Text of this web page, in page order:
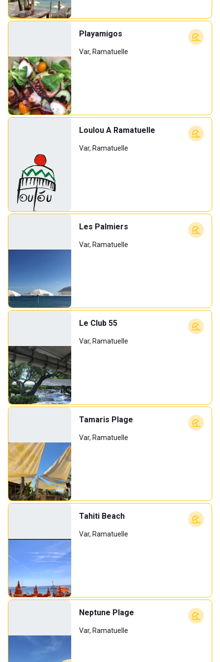
Playamigos
Var, Ramatuelle
Loulou A Ramatuelle
Var, Ramatuelle
Les Palmiers
Var, Ramatuelle
Le Club 55
Var, Ramatuelle
Tamaris Plage
Var, Ramatuelle
Tahiti Beach
Var, Ramatuelle
Neptune Plage
Var, Ramatuelle